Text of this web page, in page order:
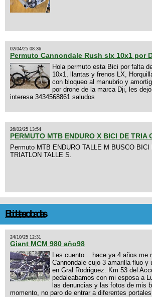
02/04/25 08:36
Permuto Cannondale Rush slx 10x1 por
Hola permuto esta Bici por falta
10x1, llantas y frenos LX,
con bloqueo al manubrio y
por drone de la marca Dji, les
interesa 3434568861 saludos
26/02/25 13:54
PERMUTO MTB ENDURO X BICI DE TRIA
Permuto MTB ENDURO TALLE M BUSCO BICI
TRIATLON TALLE S.
Bicicletas robadas
24/10/25 12:31
Giant MCM 980 año98
Les cuento... hace ya 4 años me
Cannondale cujo 3 amarilla fluo y
en Gral Rodriguez. Km 53 del
pedaleabamos con mi esposa a
las denuncias y las fotos de mis
momento, no paro de entrar a diferentes